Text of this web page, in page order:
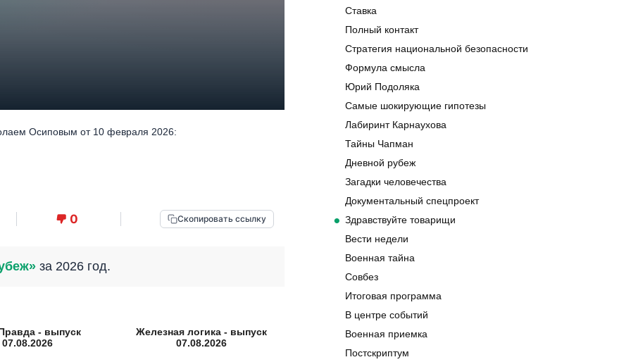
Осиповым от 10 февраля 2026:
0 Скопировать ссылку
за 2026 год.
- выпуск
07.08.2026
Железная логика - выпуск
07.08.2026
Ставка
Полный контакт
Стратегия национальной безопасности
Формула смысла
Юрий Подоляка
Самые шокирующие гипотезы
Лабиринт Карнаухова
Тайны Чапман
Дневной рубеж
Загадки человечества
Документальный спецпроект
Здравствуйте товарищи
Вести недели
Военная тайна
Совбез
Итоговая программа
В центре событий
Военная приемка
Постскриптум